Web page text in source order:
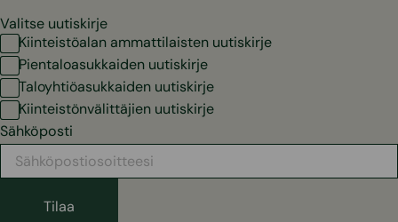
Valitse uutiskirje
Kiinteistöalan ammattilaisten uutiskirje
Pientaloasukkaiden uutiskirje
Taloyhtiöasukkaiden uutiskirje
Kiinteistönvälittäjien uutiskirje
Sähköposti